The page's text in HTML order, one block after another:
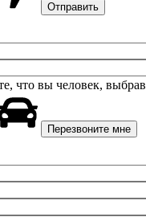
что вы человек, выбрав